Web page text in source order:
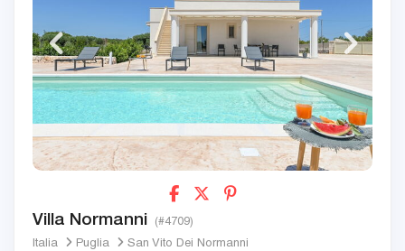
Villa Normanni (#4709)
Italia Puglia
San Vito Dei Normanni